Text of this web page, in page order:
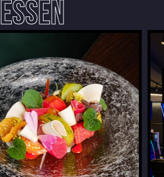
ESSEN